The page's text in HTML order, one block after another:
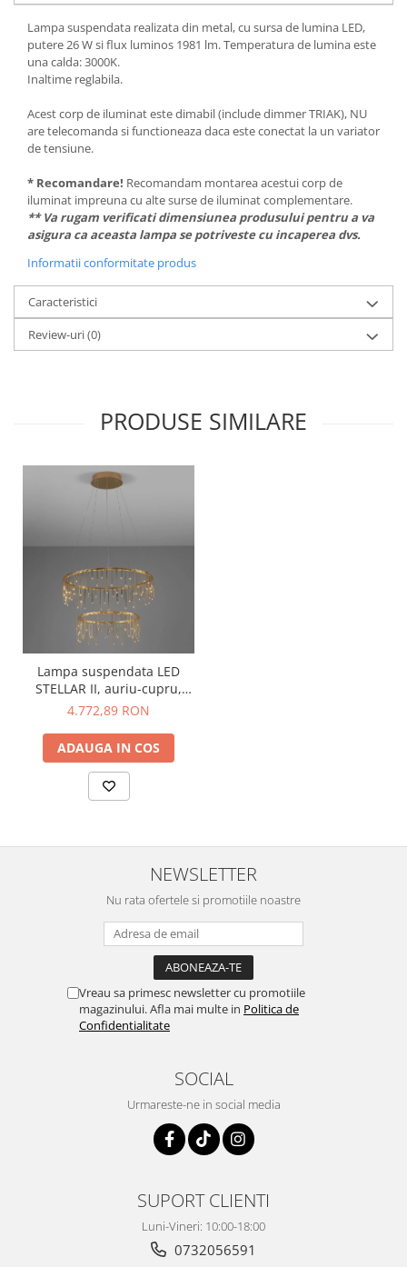
Lampa suspendata realizata din metal, cu sursa de lumina LED,
putere 26 W si flux luminos 1981 lm. Temperatura de lumina este
una calda: 3000K.
Inaltime reglabila.
Acest corp de iluminat este dimabil (include dimmer TRIAK), NU
are telecomanda si functioneaza daca este conectat la un variator
de tensiune.
* Recomandare! Recomandam montarea acestui corp de
iluminat impreuna cu alte surse de iluminat complementare.
** Va rugam verificati dimensiunea produsului pentru a va
asigura ca aceasta lampa se potriveste cu incaperea dvs.
Informatii conformitate produs
Caracteristici
Review-uri(0)
PRODUSE SIMILARE
Lampa suspendata LED
STELLAR II, auriu-cupru,
3000K, diametru 65 cm -
4.772,89 RON
ADAUGA IN COS
NEWSLETTER
Nu rata ofertele si promotiile noastre
Vreau sa primesc newsletter cu promotiile
magazinului. Afla mai multe in Politica de
Confidentialitate
SOCIAL
Urmareste-ne in social media
SUPORT CLIENTI
Luni-Vineri: 10:00-18:00
0732056591